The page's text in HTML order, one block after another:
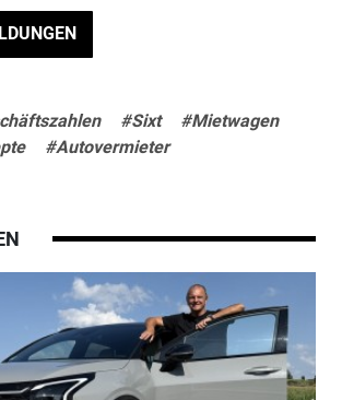
#Sixt
#Mietwagen
#Autovermieter